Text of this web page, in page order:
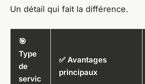
Un détail qui fait la différence.
🎯
Type
de
servic
✅ Avantages
principaux